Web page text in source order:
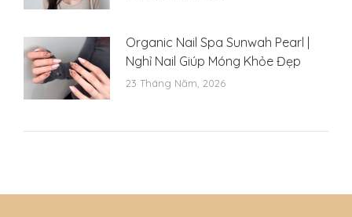
Organic Nail Spa Sunwah Pearl |
Nghỉ Nail Giúp Móng Khỏe Đẹp
23 Tháng Năm, 2026